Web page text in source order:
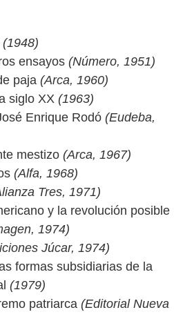
(1948)
ensayos (Número, 1951)
paja (Arca, 1960)
siglo XX (1963)
Enrique Rodó (Eudeba,
mestizo (Arca, 1967)
(Alfa, 1968)
Tres, 1971)
y la revolución posible
1974)
Júcar, 1974)
formas subsidiarias de la
(1979)
patriarca (Editorial Nueva